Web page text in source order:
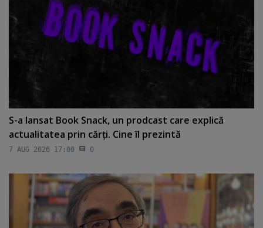
S-a lansat Book Snack, un prodcast care explică
actualitatea prin cărţi. Cine îl prezintă
7 AUG 2026 17:00 0